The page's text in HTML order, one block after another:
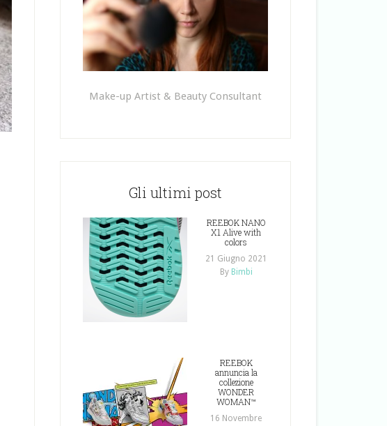
Make-up Artist & Beauty Consultant
Gli ultimi post
REEBOK NANO
X1 Alive with
colors
21 Giugno 2021
By Bimbi
REEBOK
annuncia la
collezione
WONDER
WOMAN™
16 Novembre